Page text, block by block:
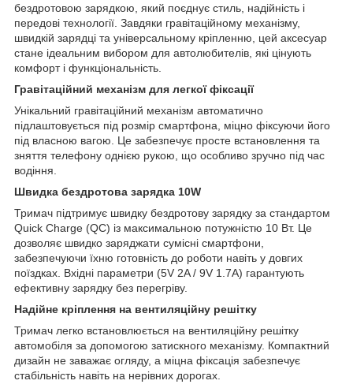
бездротовою зарядкою, який поєднує стиль, надійність і
передові технології. Завдяки гравітаційному механізму,
швидкій зарядці та універсальному кріпленню, цей аксесуар
стане ідеальним вибором для автолюбителів, які цінують
комфорт і функціональність.
Гравітаційний механізм для легкої фіксації
Унікальний гравітаційний механізм автоматично
підлаштовується під розмір смартфона, міцно фіксуючи його
під власною вагою. Це забезпечує просте встановлення та
зняття телефону однією рукою, що особливо зручно під час
водіння.
Швидка бездротова зарядка 10W
Тримач підтримує швидку бездротову зарядку за стандартом
Quick Charge (QC) із максимальною потужністю 10 Вт. Це
дозволяє швидко заряджати сумісні смартфони,
забезпечуючи їхню готовність до роботи навіть у довгих
поїздках. Вхідні параметри (5V 2A / 9V 1.7A) гарантують
ефективну зарядку без перегріву.
Надійне кріплення на вентиляційну решітку
Тримач легко встановлюється на вентиляційну решітку
автомобіля за допомогою затискного механізму. Компактний
дизайн не заважає огляду, а міцна фіксація забезпечує
стабільність навіть на нерівних дорогах.